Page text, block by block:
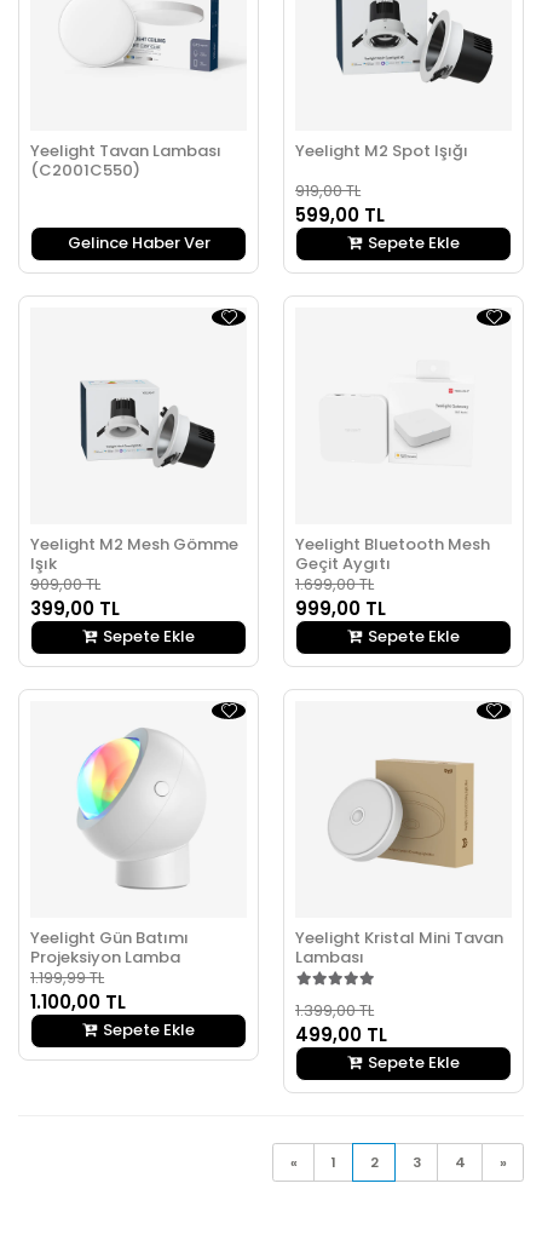
Yeelight Tavan Lambası
(C2001C550)
Gelince Haber Ver
Yeelight M2 Spot Işığı
919,00 TL
599,00 TL
Sepete Ekle
Yeelight M2 Mesh Gömme
Işık
909,00 TL
399,00 TL
Sepete Ekle
Yeelight Bluetooth Mesh
Geçit Aygıtı
1.699,00 TL
999,00 TL
Sepete Ekle
Yeelight Gün Batımı
Projeksiyon Lamba
1.199,99 TL
1.100,00 TL
Sepete Ekle
Yeelight Kristal Mini Tavan
Lambası
1.399,00 TL
499,00 TL
Sepete Ekle
« 1 2 3 4 »